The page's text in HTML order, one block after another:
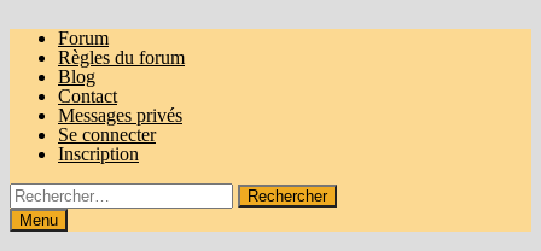
Forum
Règles du forum
Blog
Contact
Messages privés
Se connecter
Inscription
Rechercher :
Menu